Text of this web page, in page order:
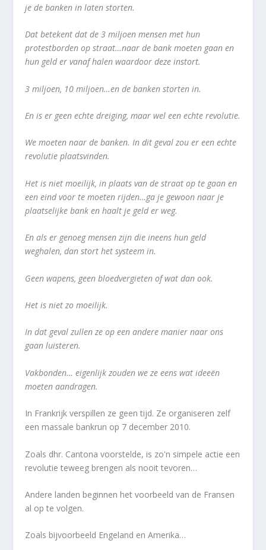
je de banken in laten storten.
Dat betekent dat de 3 miljoen mensen met hun
protestborden op straat…naar de bank moeten gaan en
hun geld er vanaf halen waardoor deze instort.
3 miljoen, 10 miljoen…en de banken storten in.
En is er geen echte dreiging, maar wel een echte revolutie.
We moeten naar de banken. In dit geval zou er een echte
revolutie plaatsvinden.
Het is niet moeilijk, in plaats van de straat op te gaan en
een eind voor te moeten rijden…ga je gewoon naar je
plaatselijke bank en haalt je geld er weg.
En als er genoeg mensen zijn die ineens hun geld
weghalen, dan stort het systeem in.
Geen wapens, geen bloedvergieten of wat dan ook.
Het is niet zo moeilijk.
In dat geval zullen ze op een andere manier naar ons
gaan luisteren.
Vakbonden… eigenlijk zouden we ze eens wat ideeën
moeten aandragen.
In Frankrijk verspillen ze geen tijd. Ze organiseren zelf
een massale bankrun op 7 december 2010.
Zoals dhr. Cantona voorstelde, is zo'n simpele actie een
revolutie teweeg brengen als nooit tevoren…
Andere landen beginnen het voorbeeld van de Fransen
al op te volgen.
Zoals bijvoorbeeld Engeland en Amerika…